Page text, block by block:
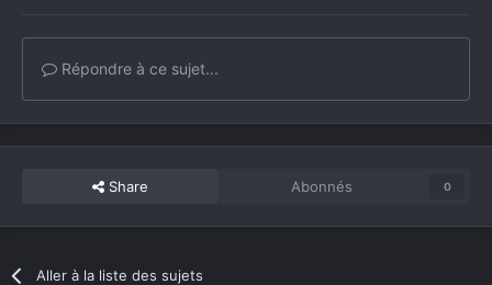
Répondre à ce sujet...
Share Abonnés 0
Aller à la liste des sujets